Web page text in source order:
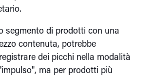
segmento di prodotti con una
contenuta, potrebbe
dei picchi nella modalità
ma per prodotti più